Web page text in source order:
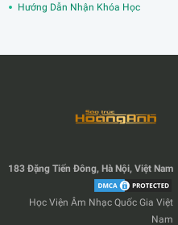
Hướng Dẫn Nhận Khóa Học
183 Đặng Tiến Đông, Hà Nội, Việt Nam
Học Viện Âm Nhạc Quốc Gia Việt
Nam